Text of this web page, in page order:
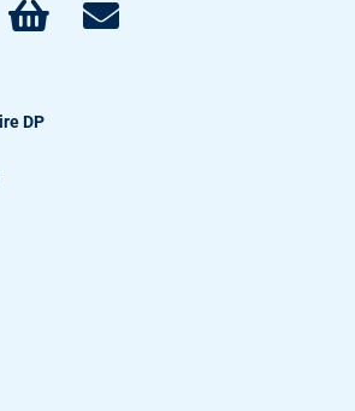
DP